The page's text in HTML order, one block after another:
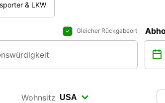
& LKW
Gleicher Rückgabeort
Wohnsitz